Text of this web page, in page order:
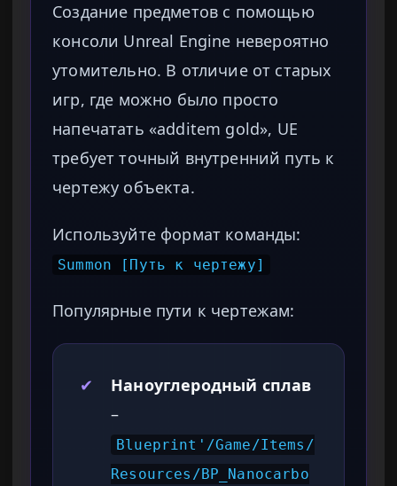
Создание предметов с помощью
консоли Unreal Engine невероятно
утомительно. В отличие от старых
игр, где можно было просто
напечатать «additem gold», UE
требует точный внутренний путь к
чертежу объекта.
Используйте формат команды:
Summon [Путь к чертежу]
Популярные пути к чертежам:
✔
Наноуглеродный сплав
–
Blueprint'/Game/Items/
Resources/BP_Nanocarbo